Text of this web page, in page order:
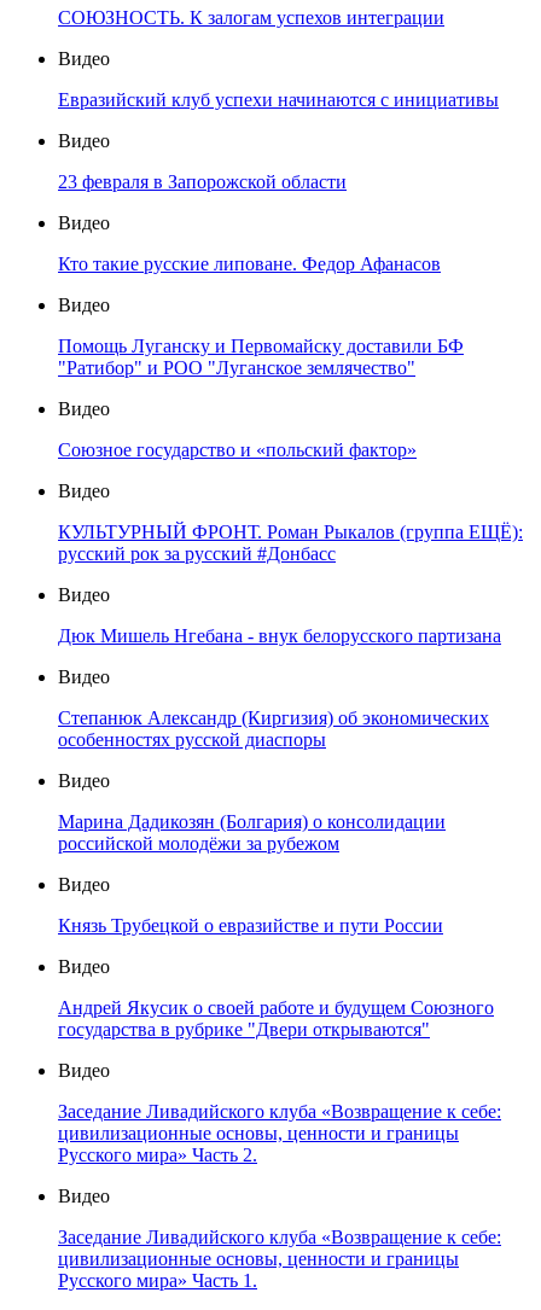
СОЮЗНОСТЬ. К залогам успехов интеграции
Видео
Евразийский клуб успехи начинаются с инициативы
Видео
23 февраля в Запорожской области
Видео
Кто такие русские липоване. Федор Афанасов
Видео
Помощь Луганску и Первомайску доставили БФ
"Ратибор" и РОО "Луганское землячество"
Видео
Союзное государство и «польский фактор»
Видео
КУЛЬТУРНЫЙ ФРОНТ. Роман Рыкалов (группа ЕЩЁ):
русский рок за русский #Донбасс
Видео
Дюк Мишель Нгебана - внук белорусского партизана
Видео
Степанюк Александр (Киргизия) об экономических
особенностях русской диаспоры
Видео
Марина Дадикозян (Болгария) о консолидации
российской молодёжи за рубежом
Видео
Князь Трубецкой о евразийстве и пути России
Видео
Андрей Якусик о своей работе и будущем Союзного
государства в рубрике "Двери открываются"
Видео
Заседание Ливадийского клуба «Возвращение к себе:
цивилизационные основы, ценности и границы
Русского мира» Часть 2.
Видео
Заседание Ливадийского клуба «Возвращение к себе:
цивилизационные основы, ценности и границы
Русского мира» Часть 1.